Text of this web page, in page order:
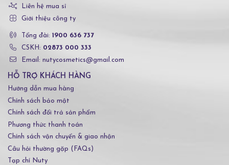
Liên hệ mua sỉ
Giới thiệu công ty
Tổng đài: 1900 636 737
CSKH: 02873 000 333
Email: nutycosmetics@gmail.com
HỖ TRỢ KHÁCH HÀNG
Hướng dẫn mua hàng
Chính sách bảo mật
Chính sách đổi trả sản phẩm
Phương thức thanh toán
Chính sách vận chuyển & giao nhận
Câu hỏi thường gặp (FAQs)
Tạp chí Nuty